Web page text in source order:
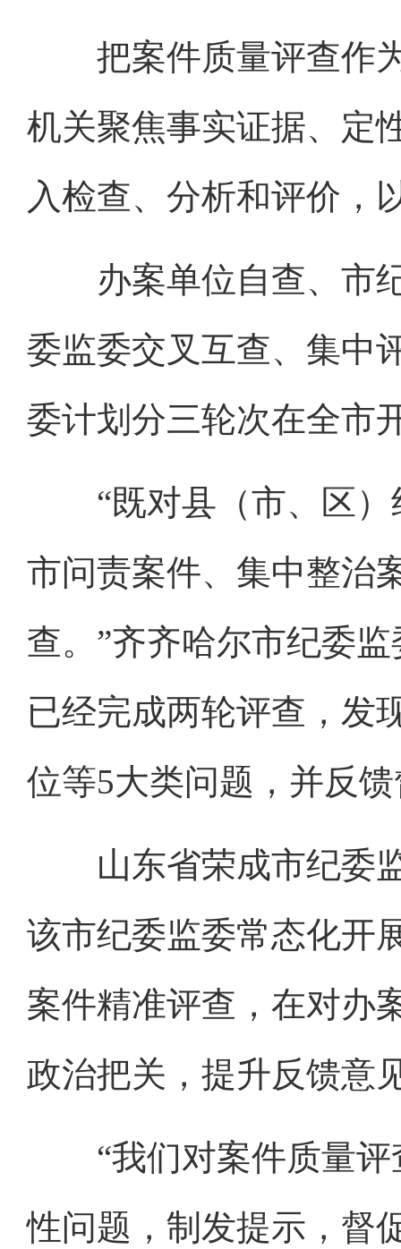
把案件质量评查作为
机关聚焦事实证据、定
入检查、分析和评价，
办案单位自查、市纪
委监委交叉互查、集
委计划分三轮次在全市
“既对县（市、区）
市问责案件、集中整治
查。”齐齐哈尔市纪委
已经完成两轮评查，发
位等5大类问题，并反
山东省荣成市纪委监
该市纪委监委常态化开
案件精准评查，在对办
政治把关，提升反馈意
“我们对案件质量评
性问题，制发提示，督